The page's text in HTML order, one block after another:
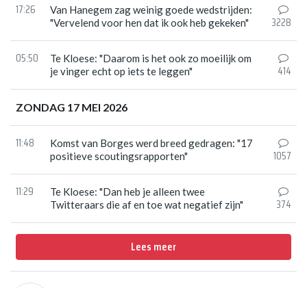
17:26
Van Hanegem zag weinig goede wedstrijden:
"Vervelend voor hen dat ik ook heb gekeken"
3228
05:50
Te Kloese: "Daarom is het ook zo moeilijk om
je vinger echt op iets te leggen"
414
ZONDAG 17 MEI 2026
11:48
Komst van Borges werd breed gedragen: "17
positieve scoutingsrapporten"
1057
11:29
Te Kloese: "Dan heb je alleen twee
Twitteraars die af en toe wat negatief zijn"
374
Lees meer